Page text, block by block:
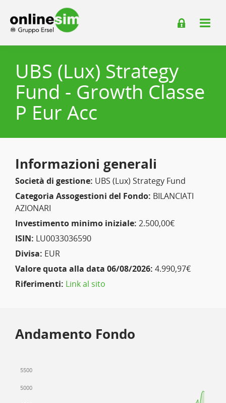
UBS (Lux) Strategy
Fund - Growth Classe
P Eur Acc
Informazioni generali
Società di gestione: UBS (Lux) Strategy Fund
Categoria Assogestioni del Fondo: BILANCIATI
AZIONARI
Investimento minimo iniziale: 2.500,00€
ISIN: LU0033036590
Divisa: EUR
Valore quota alla data 06/08/2026: 4.990,97€
Riferimenti: Link al sito
Andamento Fondo
5000
5500